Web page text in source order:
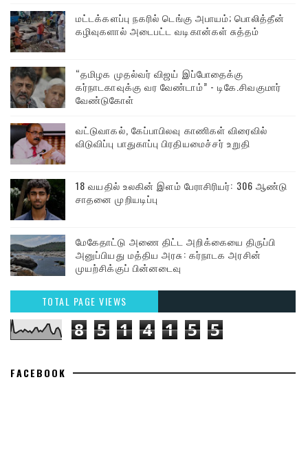
மட்டக்களப்பு நகரில் டெங்கு அபாயம்; பொலித்தீன்
கழிவுகளால் அடைபட்ட வடிகான்கள் சுத்தம்
“தமிழக முதல்வர் விஜய் இப்போதைக்கு
கர்நாடகாவுக்கு வர வேண்டாம்” - டிகே.சிவகுமார்
வேண்டுகோள்
வட்டுவாகல், கேப்பாபிலவு காணிகள் விரைவில்
விடுவிப்பு பாதுகாப்பு பிரதியமைச்சர் உறுதி
18 வயதில் உலகின் இளம் பேராசிரியர்: 306 ஆண்டு
சாதனை முறியடிப்பு
மேகேதாட்டு அணை திட்ட அறிக்கையை திருப்பி
அனுப்பியது மத்திய அரசு: கர்நாடக அரசின்
முயற்சிக்குப் பின்னடைவு
TOTAL PAGE VIEWS
8 5 1 4 1 5 5
FACEBOOK